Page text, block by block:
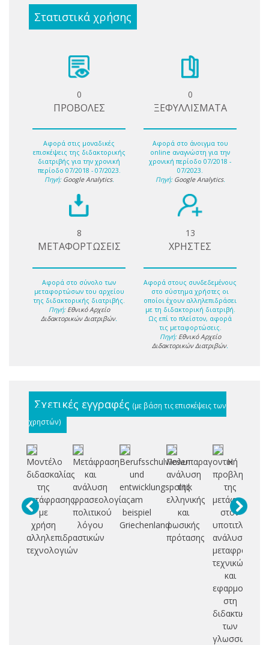
Στατιστικά χρήσης
0
ΠΡΟΒΟΛΕΣ
Αφορά στις μοναδικές
επισκέψεις της διδακτορικής
διατριβής για την χρονική
περίοδο 07/2018 - 07/2023.
Πηγή: Google Analytics.
0
ΞΕΦΥΛΛΙΣΜΑΤΑ
Αφορά στο άνοιγμα του
online αναγνώστη για την
χρονική περίοδο 07/2018 -
07/2023.
Πηγή: Google Analytics.
8
ΜΕΤΑΦΟΡΤΩΣΕΙΣ
Αφορά στο σύνολο των
μεταφορτώσων του αρχείου
της διδακτορικής διατριβής.
Πηγή: Εθνικό Αρχείο
Διδακτορικών Διατριβών.
13
ΧΡΗΣΤΕΣ
Αφορά στους συνδεδεμένους
στο σύστημα χρήστες οι
οποίοι έχουν αλληλεπιδράσει
με τη διδακτορική διατριβή.
Ως επί το πλείστον, αφορά
τις μεταφορτώσεις.
Πηγή: Εθνικό Αρχείο
Διδακτορικών Διατριβών.
Σχετικές εγγραφές (με βάση τις επισκέψεις των
χρηστών)
Μοντέλο
διδασκαλίας
της
μετάφρασης
με
χρήση
αλληλεπιδραστικών
τεχνολογιών
Μετάφραση
και
ανάλυση
φρασεολογίας
πολιτικού
λόγου
Berufsschulwesen
und
entwicklungspolitik
am
beispiel
Griechenland
Πολυπαραγοντική
ανάλυση
της
ελληνικής
και
ρωσικής
πρότασης
Η
προβληματική
της
μετάφρασης
στον
υποτιτλισμό:
ανάλυση
τεχνικών
και
εφαρμογές
στη
διδακτική
των
γλωσσών